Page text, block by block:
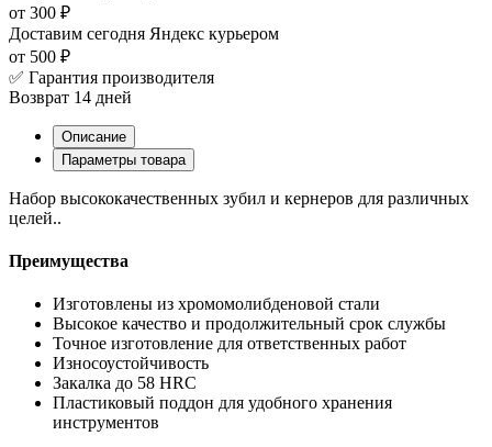
от 300 ₽
Доставим сегодня Яндекс курьером
от 500 ₽
✅ Гарантия производителя
Возврат 14 дней
Описание
Параметры товара
Набор высококачественных зубил и кернеров для различных
целей..
Преимущества
Изготовлены из хромомолибденовой стали
Высокое качество и продолжительный срок службы
Точное изготовление для ответственных работ
Износоустойчивость
Закалка до 58 HRC
Пластиковый поддон для удобного хранения
инструментов